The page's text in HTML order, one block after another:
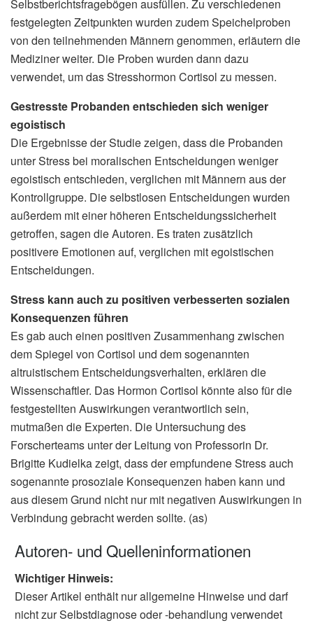
Selbstberichtsfragebögen ausfüllen. Zu verschiedenen
festgelegten Zeitpunkten wurden zudem Speichelproben
von den teilnehmenden Männern genommen, erläutern die
Mediziner weiter. Die Proben wurden dann dazu
verwendet, um das Stresshormon Cortisol zu messen.
Gestresste Probanden entschieden sich weniger
egoistisch
Die Ergebnisse der Studie zeigen, dass die Probanden
unter Stress bei moralischen Entscheidungen weniger
egoistisch entschieden, verglichen mit Männern aus der
Kontrollgruppe. Die selbstlosen Entscheidungen wurden
außerdem mit einer höheren Entscheidungssicherheit
getroffen, sagen die Autoren. Es traten zusätzlich
positivere Emotionen auf, verglichen mit egoistischen
Entscheidungen.
Stress kann auch zu positiven verbesserten sozialen
Konsequenzen führen
Es gab auch einen positiven Zusammenhang zwischen
dem Spiegel von Cortisol und dem sogenannten
altruistischem Entscheidungsverhalten, erklären die
Wissenschaftler. Das Hormon Cortisol könnte also für die
festgestellten Auswirkungen verantwortlich sein,
mutmaßen die Experten. Die Untersuchung des
Forscherteams unter der Leitung von Professorin Dr.
Brigitte Kudielka zeigt, dass der empfundene Stress auch
sogenannte prosoziale Konsequenzen haben kann und
aus diesem Grund nicht nur mit negativen Auswirkungen in
Verbindung gebracht werden sollte. (as)
Autoren- und Quelleninformationen
Wichtiger Hinweis:
Dieser Artikel enthält nur allgemeine Hinweise und darf
nicht zur Selbstdiagnose oder -behandlung verwendet